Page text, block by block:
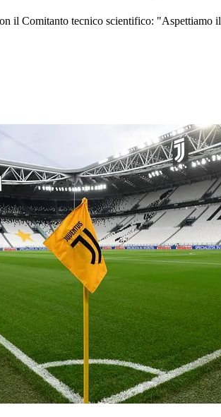
il Comitanto tecnico scientifico: "Aspettiamo